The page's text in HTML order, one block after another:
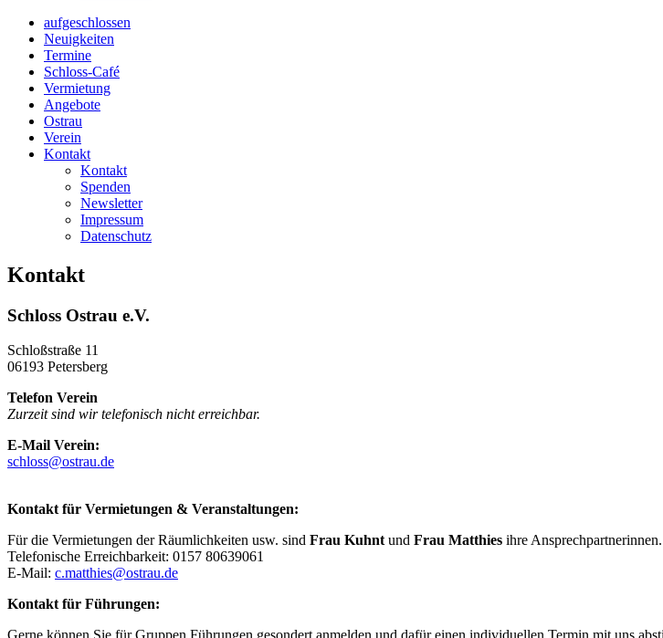
aufgeschlossen
Neuigkeiten
Termine
Schloss-Café
Vermietung
Angebote
Ostrau
Verein
Kontakt
Kontakt
Spenden
Newsletter
Impressum
Datenschutz
Kontakt
Schloss Ostrau e.V.
Schloßstraße 11
06193 Petersberg
Telefon Verein
Zurzeit sind wir telefonisch nicht erreichbar.
E-Mail Verein:
schloss@ostrau.de
Kontakt für Vermietungen & Veranstaltungen:
Für die Vermietungen der Räumlichkeiten usw. sind Frau Kuhnt und Frau Matthies ihre Ansprechpartnerinnen.
Telefonische Erreichbarkeit: 0157 80639061
E-Mail: c.matthies@ostrau.de
Kontakt für Führungen: